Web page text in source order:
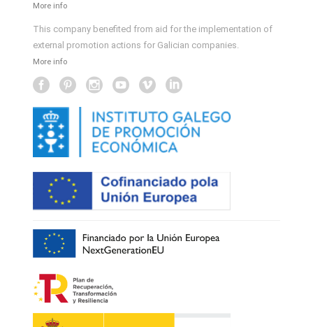
More info
This company benefited from aid for the implementation of
external promotion actions for Galician companies.
More info